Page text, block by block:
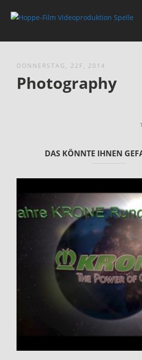
DONNERSTAG, 22F, 2014
Photography
DAS KÖNNTE IHNEN